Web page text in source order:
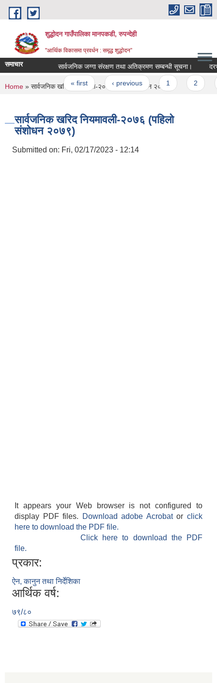
Skip to main content
शुद्धोदन गाउँपालिका मानपकडी, रुपन्देही
"आर्थिक विकासमा प्रवर्धन : समृद्ध शुद्धोदन”
समाचार सार्वजनिक जग्गा संरक्षण तथा अतिक्रमण सम्बन्धी सूचना।
Pages
« first ‹ previous 1
You are here
Home » सार्वजनिक खरिद नियमावली-२०७६ (पहिलो संशोधन २०७९)
सार्वजनिक खरिद नियमावली-२०७६ (पहिलो
संशोधन २०७९)
Submitted on: Fri, 02/17/2023 - 12:14
It appears your Web browser is not configured to
display PDF files.
Download adobe Acrobatorclick
here to download the PDF file.
Click here to download the PDF
file.
प्रकार:
ऐन, कानुन तथा निर्देशिका
आर्थिक वर्ष:
७९/८०